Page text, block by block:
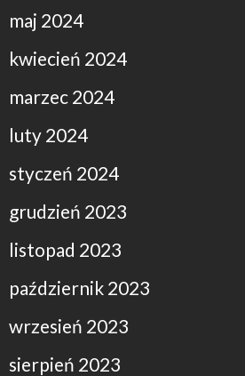
maj 2024
kwiecień 2024
marzec 2024
luty 2024
styczeń 2024
grudzień 2023
listopad 2023
październik 2023
wrzesień 2023
sierpień 2023